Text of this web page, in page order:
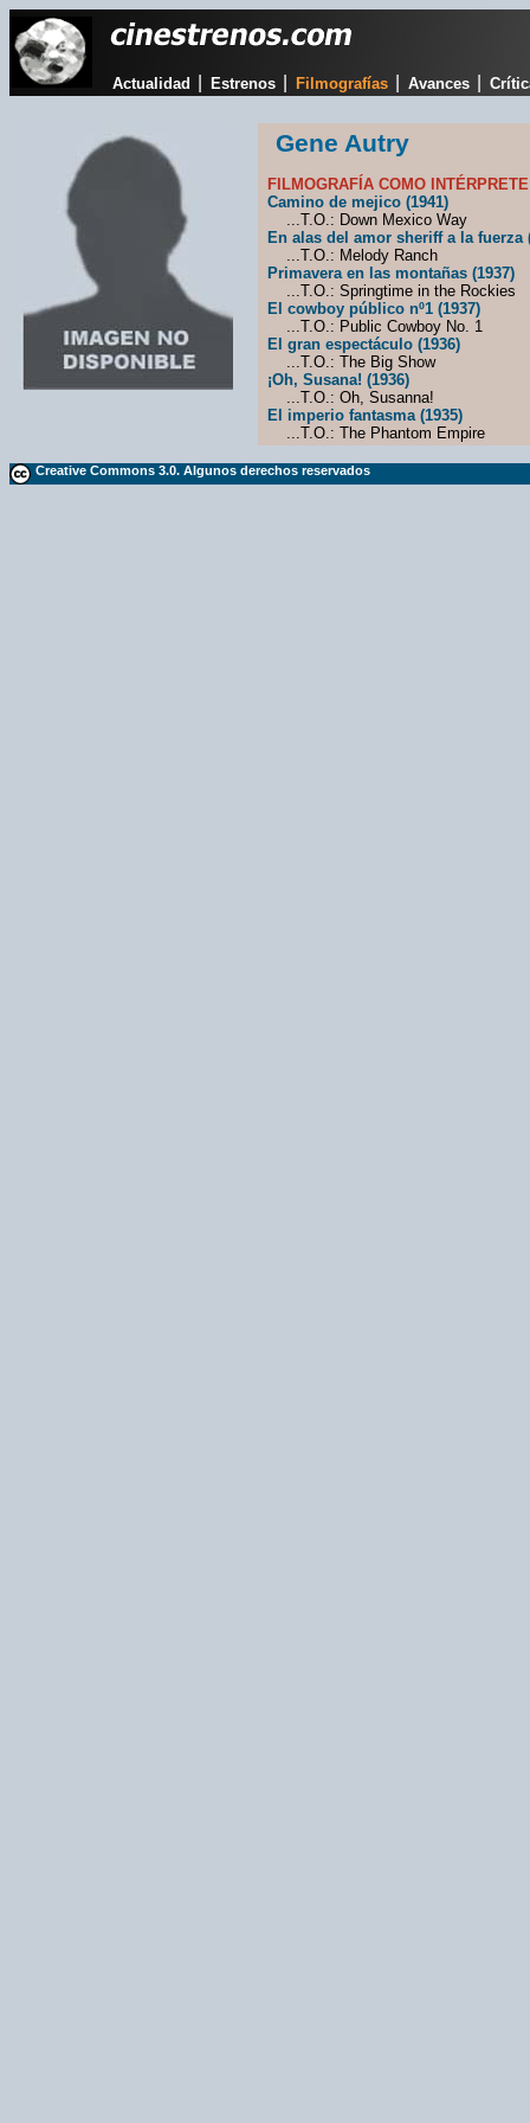
Actualidad Estrenos Filmografías Avances
Gene Autry
FILMOGRAFÍA COMO
Camino de mejico (1941)
...T.O.: Down Mexico Way
En alas del amor sheriff a la fuerza
...T.O.: Melody Ranch
Primavera en las montañas (1937)
...T.O.: Springtime in the Rockies
El cowboy público nº1 (1937)
...T.O.: Public Cowboy No. 1
El gran espectáculo (1936)
...T.O.: The Big Show
¡Oh, Susana! (1936)
...T.O.: Oh, Susanna!
El imperio fantasma (1935)
...T.O.: The Phantom Empire
Creative Commons 3.0. Algunos derechos reservados